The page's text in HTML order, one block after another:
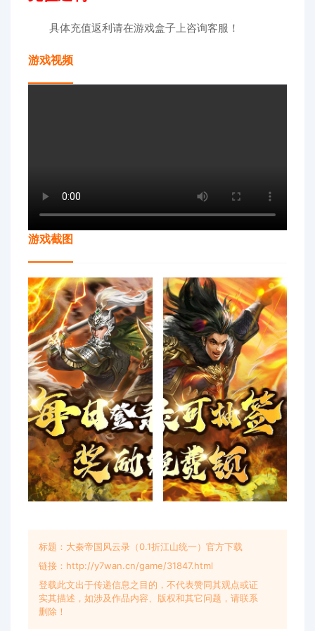
具体充值返利请在游戏盒子上咨询客服！
游戏视频
游戏截图
标题：大秦帝国风云录（0.1折江山统一）官方下载
链接：http://y7wan.cn/game/31847.html
登载此文出于传递信息之目的，不代表赞同其观点或证
实其描述，如涉及作品内容、版权和其它问题，请联系
删除！